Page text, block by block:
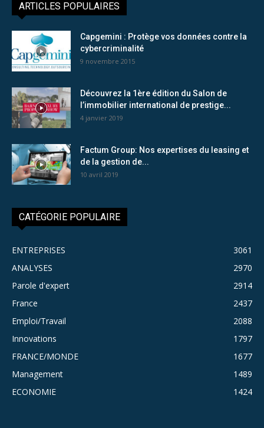
ARTICLES POPULAIRES
Capgemini : Protège vos données contre la
cybercriminalité
9 novembre 2015
Découvrez la 1ère édition du Salon de
l’immobilier international de prestige...
4 janvier 2019
Factum Group: Nos expertises du leasing et
de la gestion de...
10 avril 2019
CATÉGORIE POPULAIRE
ENTREPRISES
3061
ANALYSES
2970
Parole d'expert
2914
France
2437
Emploi/Travail
2088
Innovations
1797
FRANCE/MONDE
1677
Management
1489
ECONOMIE
1424